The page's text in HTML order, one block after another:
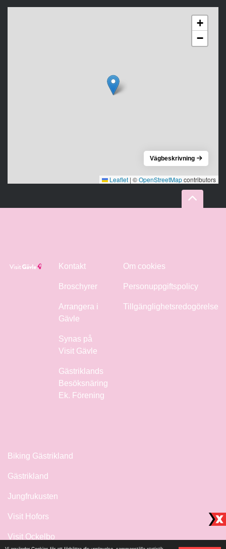
+
−
Leaflet | ©OpenStreetMapcontributors
Vägbeskrivning
Kontakt
Broschyrer
Arrangera i
Gävle
Synas på
Visit Gävle
Gästriklands
Besöksnäring
Ek. Förening
Om cookies
Personuppgiftspolicy
Tillgänglighetsredogörelse
Biking Gästrikland
Gästrikland
Jungfrukusten
Visit Hofors
Visit Ockelbo